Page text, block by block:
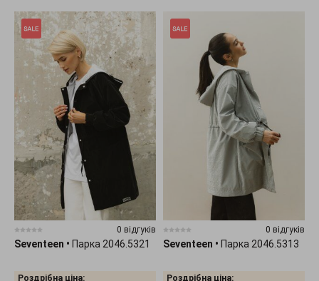
0 відгуків
Seventeen • Парка 2046.5321
Роздрібна ціна:
0 відгуків
Seventeen • Парка 2046.5313
Роздрібна ціна: